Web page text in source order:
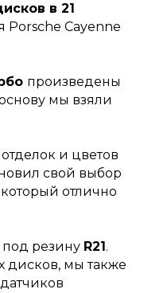
в 21
Cayenne
произведены
мы взяли
и цветов
свой выбор
отлично
резину R21.
дисков, мы также